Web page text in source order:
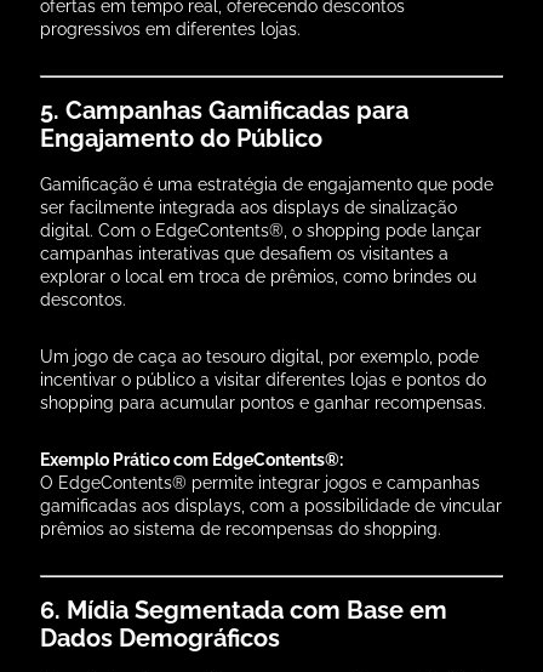
ofertas em tempo real, oferecendo descontos
progressivos em diferentes lojas.
5. Campanhas Gamificadas para
Engajamento do Público
Gamificação é uma estratégia de engajamento que pode
ser facilmente integrada aos displays de sinalização
digital. Com o EdgeContents®, o shopping pode lançar
campanhas interativas que desafiem os visitantes a
explorar o local em troca de prêmios, como brindes ou
descontos.
Um jogo de caça ao tesouro digital, por exemplo, pode
incentivar o público a visitar diferentes lojas e pontos do
shopping para acumular pontos e ganhar recompensas.
Exemplo Prático com EdgeContents®:
O EdgeContents® permite integrar jogos e campanhas
gamificadas aos displays, com a possibilidade de vincular
prêmios ao sistema de recompensas do shopping.
6. Mídia Segmentada com Base em
Dados Demográficos